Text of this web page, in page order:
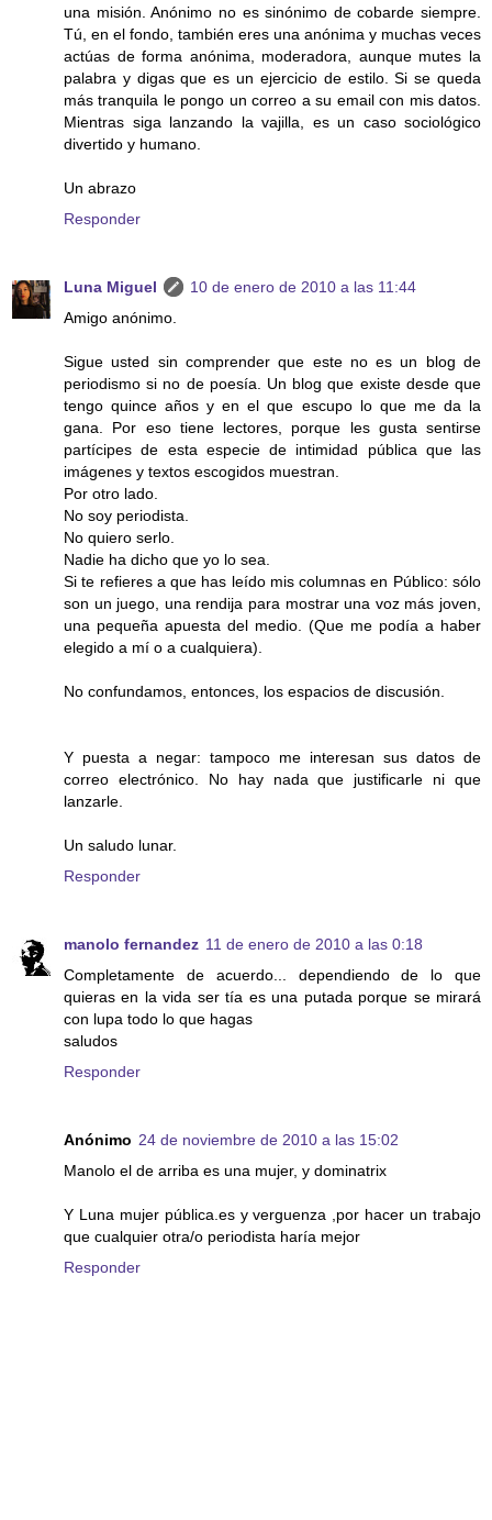
una misión. Anónimo no es sinónimo de cobarde siempre.
Tú, en el fondo, también eres una anónima y muchas veces
actúas de forma anónima, moderadora, aunque mutes la
palabra y digas que es un ejercicio de estilo. Si se queda
más tranquila le pongo un correo a su email con mis datos.
Mientras siga lanzando la vajilla, es un caso sociológico
divertido y humano.
Un abrazo
Responder
Luna Miguel
10 de enero de 2010 a las 11:44
Amigo anónimo.
Sigue usted sin comprender que este no es un blog de
periodismo si no de poesía. Un blog que existe desde que
tengo quince años y en el que escupo lo que me da la
gana. Por eso tiene lectores, porque les gusta sentirse
partícipes de esta especie de intimidad pública que las
imágenes y textos escogidos muestran.
Por otro lado.
No soy periodista.
No quiero serlo.
Nadie ha dicho que yo lo sea.
Si te refieres a que has leído mis columnas en Público: sólo
son un juego, una rendija para mostrar una voz más joven,
una pequeña apuesta del medio. (Que me podía a haber
elegido a mí o a cualquiera).
No confundamos, entonces, los espacios de discusión.
Y puesta a negar: tampoco me interesan sus datos de
correo electrónico. No hay nada que justificarle ni que
lanzarle.
Un saludo lunar.
Responder
manolo fernandez 11 de enero de 2010 a las 0:18
Completamente de acuerdo... dependiendo de lo que
quieras en la vida ser tía es una putada porque se mirará
con lupa todo lo que hagas
saludos
Responder
Anónimo 24 de noviembre de 2010 a las 15:02
Manolo el de arriba es una mujer, y dominatrix
Y Luna mujer pública.es y verguenza ,por hacer un trabajo
que cualquier otra/o periodista haría mejor
Responder